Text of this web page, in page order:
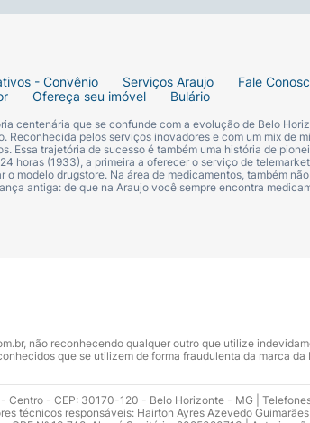
- Convênio Serviços Araujo
Fale
Ofereça seu imóvel Bulário
centenária que se confunde com a evolução de Belo
pelos serviços inovadores e com um mix de
Essa trajetória de sucesso é também uma história de
horas (1933), a primeira a oferecer o serviço de
modelo drugstore. Na área de medicamentos, também
antiga: de que na Araujo você sempre encontra
não reconhecendo qualquer outro que utilize
que se utilizem de forma fraudulenta da marca da
Centro - CEP: 30170-120 - Belo Horizonte - MG |
técnicos responsáveis: Hairton Ayres Azevedo Guimarães